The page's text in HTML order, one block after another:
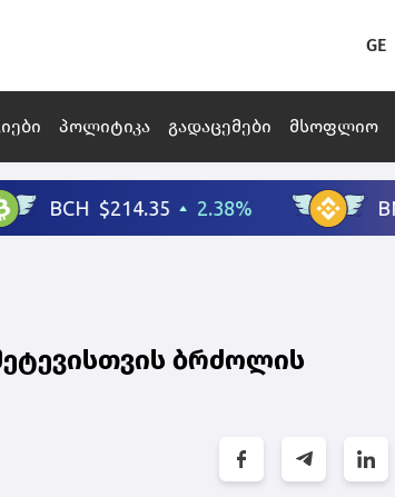
GE
პოლიტიკა გადაცემები მსოფლიო
ბრძოლის